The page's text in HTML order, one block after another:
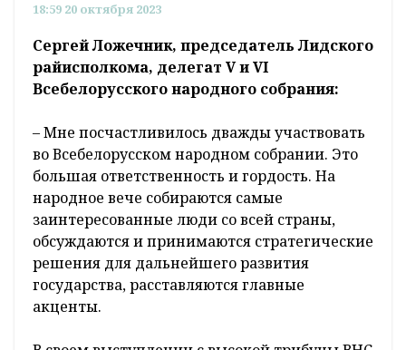
18:59 20 октября 2023
Сергей Ложечник, председатель Лидского
райисполкома, делегат V и VI
Всебелорусского народного собрания: